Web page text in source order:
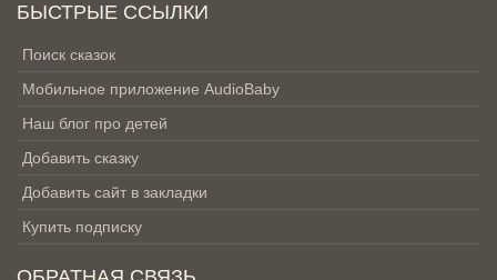
БЫСТРЫЕ ССЫЛКИ
Поиск сказок
Мобильное приложение AudioBaby
Наш блог про детей
Добавить сказку
Добавить сайт в закладки
Купить подписку